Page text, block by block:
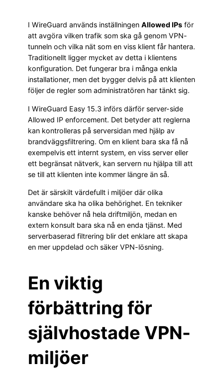
I WireGuard används inställningen Allowed IPs för
att avgöra vilken trafik som ska gå genom VPN-
tunneln och vilka nät som en viss klient får hantera.
Traditionellt ligger mycket av detta i klientens
konfiguration. Det fungerar bra i många enkla
installationer, men det bygger delvis på att klienten
följer de regler som administratören har tänkt sig.
I WireGuard Easy 15.3 införs därför server-side
Allowed IP enforcement. Det betyder att reglerna
kan kontrolleras på serversidan med hjälp av
brandväggsfiltrering. Om en klient bara ska få nå
exempelvis ett internt system, en viss server eller
ett begränsat nätverk, kan servern nu hjälpa till att
se till att klienten inte kommer längre än så.
Det är särskilt värdefullt i miljöer där olika
användare ska ha olika behörighet. En tekniker
kanske behöver nå hela driftmiljön, medan en
extern konsult bara ska nå en enda tjänst. Med
serverbaserad filtrering blir det enklare att skapa
en mer uppdelad och säker VPN-lösning.
En viktig
förbättring för
självhostade VPN-
miljöer